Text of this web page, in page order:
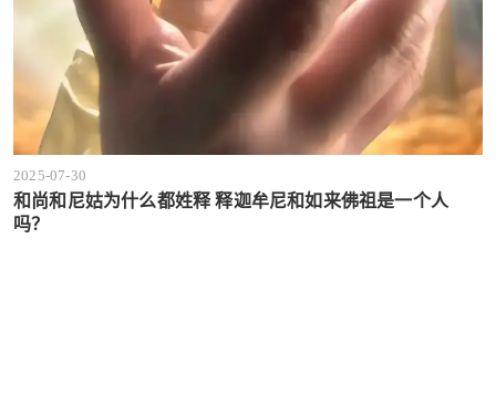
2025-07-30
和尚和尼姑为什么都姓释 释迦牟尼和如来佛祖是一个人
吗？